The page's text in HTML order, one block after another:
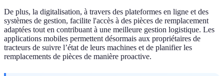
De plus, la digitalisation, à travers des plateformes en ligne et des
systèmes de gestion, facilite l'accès à des pièces de remplacement
adaptées tout en contribuant à une meilleure gestion logistique. Les
applications mobiles permettent désormais aux propriétaires de
tracteurs de suivre l’état de leurs machines et de planifier les
remplacements de pièces de manière proactive.